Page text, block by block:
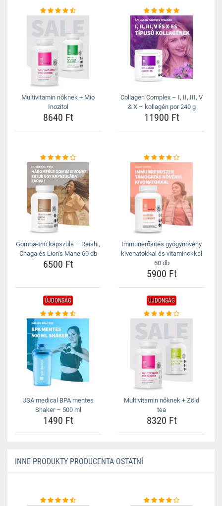
Multivitamin nőknek + Mio
Inozitol
8640 Ft
Collagen Complex – I, II, III, V
& X – kollagén por 240 g
11900 Ft
Gomba-trió kapszula – Reishi,
Chaga és Lion’s Mane 60 db
6500 Ft
Immunerősítés gyógynövény
kivonatokkal és vitaminokkal
60 db
5900 Ft
ÚJDONSÁG
USA medical BPA mentes
Shaker – 500 ml
1490 Ft
ÚJDONSÁG
Multivitamin nőknek + Zöld
tea
8320 Ft
INNE PRODUKTY PRODUCENTA OSTATNÍ